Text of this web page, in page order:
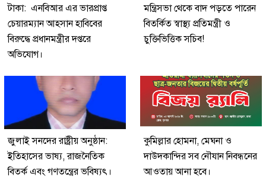
টাকা: এনবিআর এর ভারপ্রাপ্ত
চেয়ারম্যান আহসান হাবিবের
বিরুদ্ধে প্রধানমন্ত্রীর দপ্তরে
অভিযোগ।
মন্ত্রিসভা থেকে বাদ পড়তে পারেন
বিতর্কিত স্বাস্থ্য প্রতিমন্ত্রী ও
চুক্তিভিত্তিক সচিব!
জুলাই সনদের রাষ্ট্রীয় অনুষ্ঠান:
ইতিহাসের ভাষ্য, রাজনৈতিক
বিতর্ক এবং গণতন্ত্রের ভবিষ্যৎ।
কুমিল্লার হোমনা, মেঘনা ও
দাউদকান্দির সব নৌযান নিবন্ধনের
আওতায় আনা হবে।